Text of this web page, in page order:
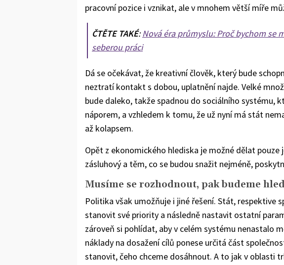
pracovní pozice i vznikat, ale v mnohem větší míře
ČTĚTE TAKÉ:Nová éra průmyslu: Proč bychom se
seberou práci
Dá se očekávat, že kreativní člověk, který bude
neztratí kontakt s dobou, uplatnění najde. Velké
bude daleko, takže spadnou do sociálního systému,
náporem, a vzhledem k tomu, že už nyní má stát
až kolapsem.
Opět z ekonomického hlediska je možné dělat
zásluhový a těm, co se budou snažit nejméně,
Musíme se rozhodnout, pak budeme
Politika však umožňuje i jiné řešení. Stát, respektive
stanovit své priority a následně nastavit ostatní
zároveň si pohlídat, aby v celém systému nenastalo
náklady na dosažení cílů ponese určitá část
stanovit, čeho chceme dosáhnout. A to jak v oblasti